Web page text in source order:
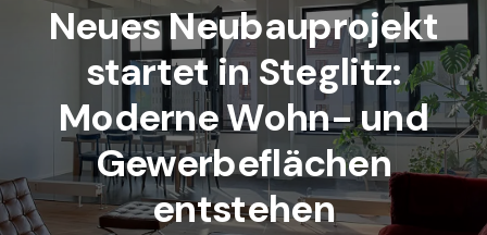
Neues Neubauprojekt
startet in Steglitz:
Moderne Wohn- und
Gewerbeflächen
entstehen